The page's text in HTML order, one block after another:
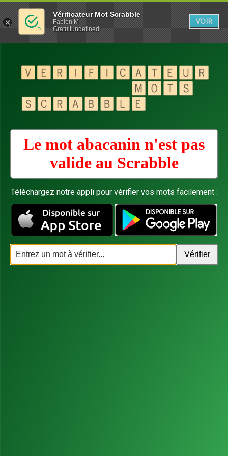
Le mot abacanin n'est pas
valide au Scrabble
Téléchargez notre appli pour vérifier vos mots facilement :
Vérificateur Mot Scrabble
Fabien M
Gratuitundefined
VOIR